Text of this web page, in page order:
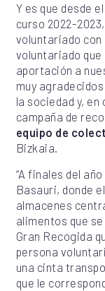
Y es que desde
curso 2022-
voluntariado con
voluntariado
aportación a
muy
la sociedad y,
campaña de
equipo de
Bizkaia.
“A finales del
Basauri, donde
almacenes
alimentos que
Gran Recogida
persona
una cinta
que le